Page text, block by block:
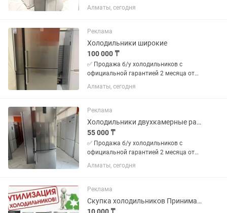
магазина и мастера с более чем 10
летним опытом работы. Все
Цены от 50000 в зависимости от
модели...
Алматы, сегодня
Реклама
Холодильники широкие
100 000 ₸
✅ Продажа б/у холодильников с
официальной гарантией 2 месяца от
магазина и мастера с более чем 10
летним опытом работы. Все
Цены от 50000 в зависимости от
модели...
Алматы, сегодня
Реклама
Холодильники двухкамерные разные
55 000 ₸
✅ Продажа б/у холодильников с
официальной гарантией 2 месяца от
магазина и мастера с более чем 10
летним опытом работы. Все
Цены от 50000 в зависимости от
модели...
Алматы, сегодня
Реклама
Скупка холодильников Принимаем Холодильники